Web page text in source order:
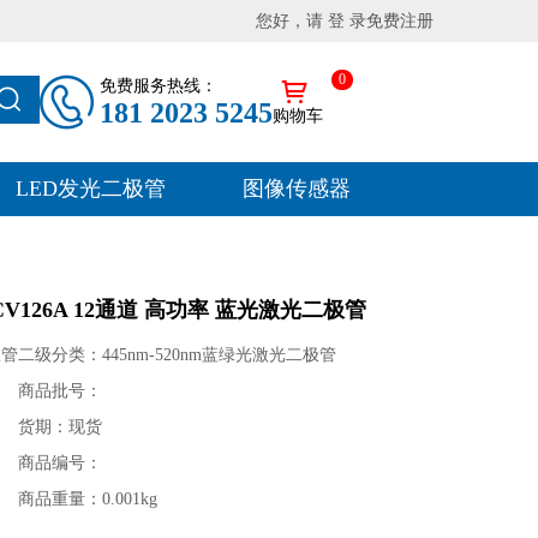
您好，请 登 录免费注册
免费服务热线：
181 2023 5245购物车
0
LED发光二极管 图像传感器
12通道 高功率 蓝光激光二极管
二级分类：445nm-520nm蓝绿光激光二极管
商品批号：
货期：现货
商品编号：
商品重量：0.001kg